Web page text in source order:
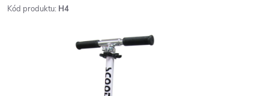
Kód produktu: H4